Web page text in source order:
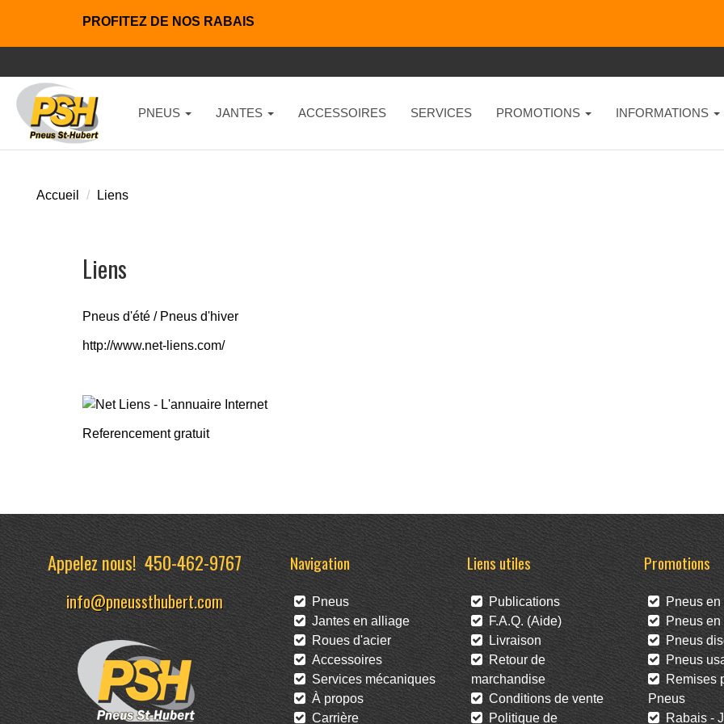
PROFITEZ DE NOS RABAIS
PNEUS JANTES ACCESSOIRES SERVICES PROMOTIONS INFORMATIONS
Accueil Liens
Liens
Pneus d'été / Pneus d'hiver
http://www.net-liens.com/
Referencement gratuit
Appelez nous!450-462-9767
info@pneussthubert.com
Navigation
Pneus
Jantes en alliage
Roues d'acier
Accessoires
Services mécaniques
À propos
Carrière
Liens utiles
Publications
F.A.Q. (Aide)
Livraison
Retour de
marchandise
Conditions de vente
Politique de
Promotions
Pneus en
Pneus en
Pneus
Pneus
Remises
Pneus
Rabais -